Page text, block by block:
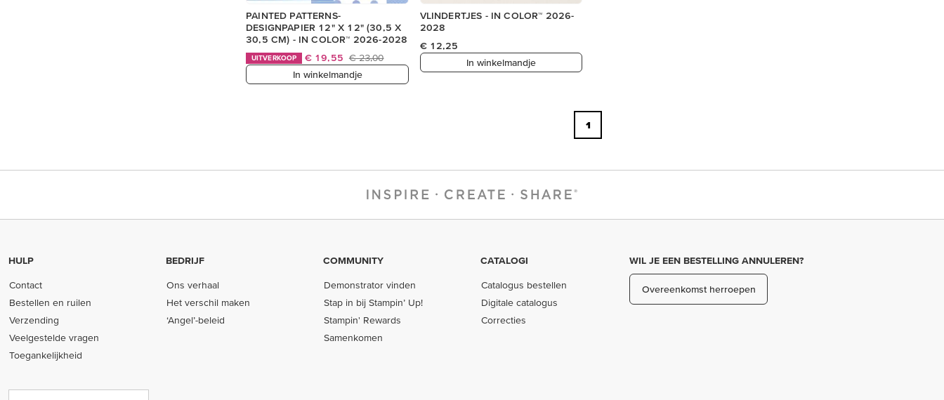
PAINTED PATTERNS-
DESIGNPAPIER 12" X 12" (30,5 X
30,5 CM) - IN COLOR™ 2026-2028
UITVERKOOP € 19,55 € 23,00
In winkelmandje
VLINDERTJES - IN COLOR™ 2026-
2028
€ 12,25
In winkelmandje
1
HULP
Contact
Bestellen en ruilen
Verzending
Veelgestelde vragen
Toegankelijkheid
BEDRIJF
Ons verhaal
Het verschil maken
‘Angel’-beleid
COMMUNITY
Demonstrator vinden
Stap in bij Stampin’ Up!
Stampin' Rewards
Samenkomen
CATALOGI
Catalogus bestellen
Digitale catalogus
Correcties
WIL JE EEN BESTELLING ANNULEREN?
Overeenkomst herroepen